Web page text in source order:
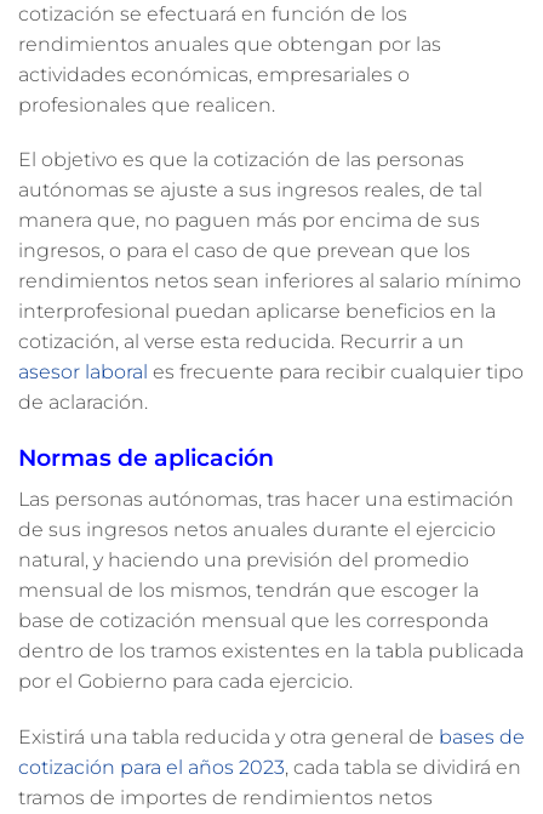
cotización se efectuará en función de los
rendimientos anuales que obtengan por las
actividades económicas, empresariales o
profesionales que realicen.
El objetivo es que la cotización de las personas
autónomas se ajuste a sus ingresos reales, de tal
manera que, no paguen más por encima de sus
ingresos, o para el caso de que prevean que los
rendimientos netos sean inferiores al salario mínimo
interprofesional puedan aplicarse beneficios en la
cotización, al verse esta reducida. Recurrir a un
asesor laboral es frecuente para recibir cualquier tipo
de aclaración.
Normas de aplicación
Las personas autónomas, tras hacer una estimación
de sus ingresos netos anuales durante el ejercicio
natural, y haciendo una previsión del promedio
mensual de los mismos, tendrán que escoger la
base de cotización mensual que les corresponda
dentro de los tramos existentes en la tabla publicada
por el Gobierno para cada ejercicio.
Existirá una tabla reducida y otra general de bases de
cotización para el años 2023, cada tabla se dividirá en
tramos de importes de rendimientos netos